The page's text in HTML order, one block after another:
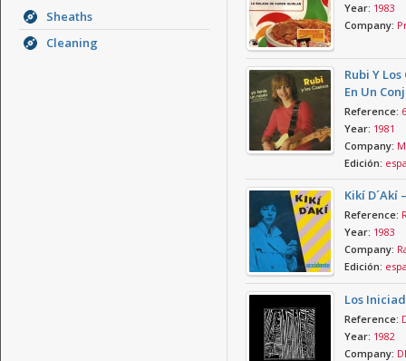
Sheaths
Cleaning
Year: 1983
Company:
Rubi Y
En Un
Reference:
Year: 1981
Company:
Edición:
Kikí D´Akí
Reference:
Year: 1983
Company:
Edición:
Los
Reference:
Year: 1982
Company: